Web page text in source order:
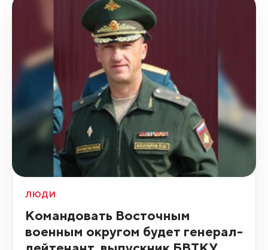
ЛЮДИ
Командовать Восточным
военным округом будет генерал-